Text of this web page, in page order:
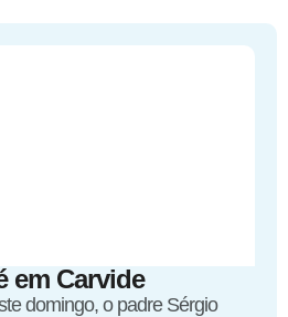
em Carvide
domingo, o padre Sérgio